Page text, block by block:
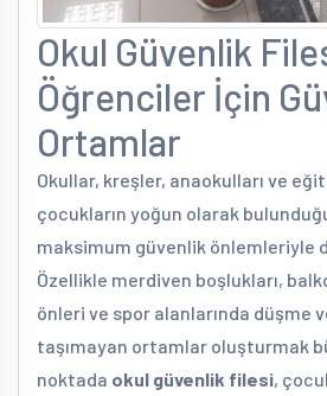
Okul Güvenlik
Öğrenciler İçin
Ortamlar
Okullar, kreşler, anaokulları ve
çocukların yoğun olarak
maksimum güvenlik önlemleriyle
Özellikle merdiven boşlukları,
önleri ve spor alanlarında düşme
taşımayan ortamlar oluşturmak
noktada okul güvenlik filesi,